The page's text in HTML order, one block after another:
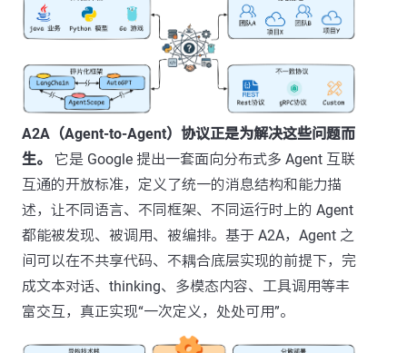
A2A（Agent-to-Agent）协议正是为解决这些问题而
生。
它是 Google 提出一套面向分布式多 Agent 互联
互通的开放标准，定义了统一的消息结构和能力描
述，让不同语言、不同框架、不同运行时上的 Agent
都能被发现、被调用、被编排。基于 A2A，Agent 之
间可以在不共享代码、不耦合底层实现的前提下，完
成文本对话、thinking、多模态内容、工具调用等丰
富交互，真正实现“一次定义，处处可用”。